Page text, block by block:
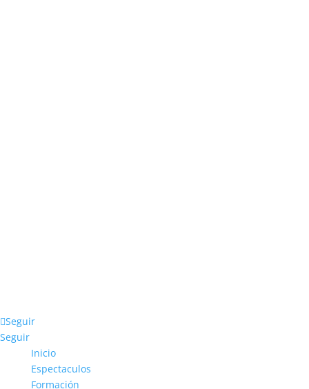
Seguir
Seguir
Inicio
Espectaculos
Formación